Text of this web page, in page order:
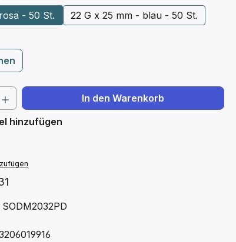
- 50 St.
22 G x 25 mm - blau - 50 St.
Gib den gewünschten Wert
In den Warenkorb
hinzufügen